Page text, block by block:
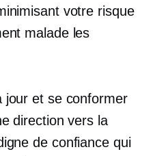
votre risque
malade les
jour et se conformer
direction vers la
de confiance qui